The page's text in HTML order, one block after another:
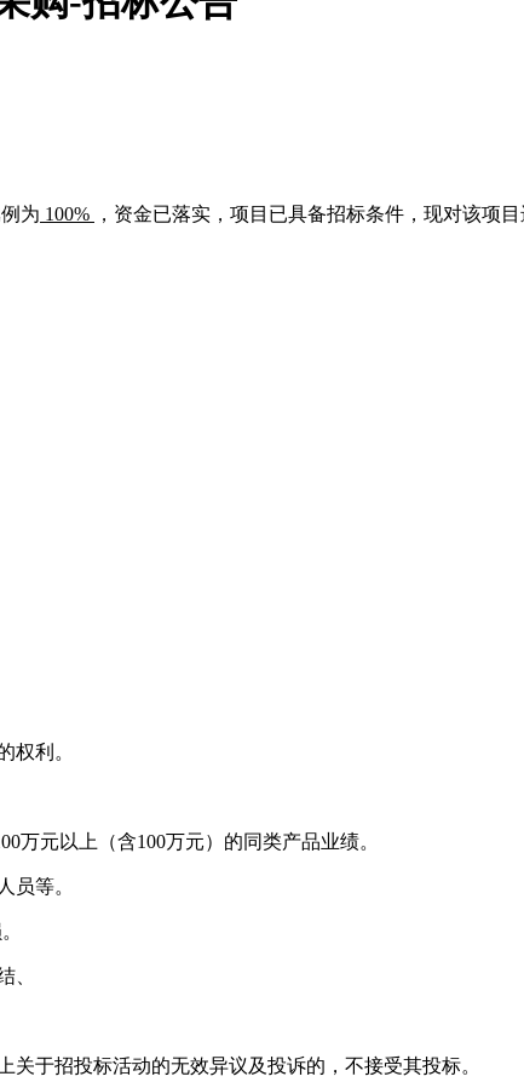
为 100% ，资金已落实，项目已具备招标条件，现对该项目
权利。
万元以上（含100万元）的同类产品业绩。
员等。
、
于招投标活动的无效异议及投诉的，不接受其投标。